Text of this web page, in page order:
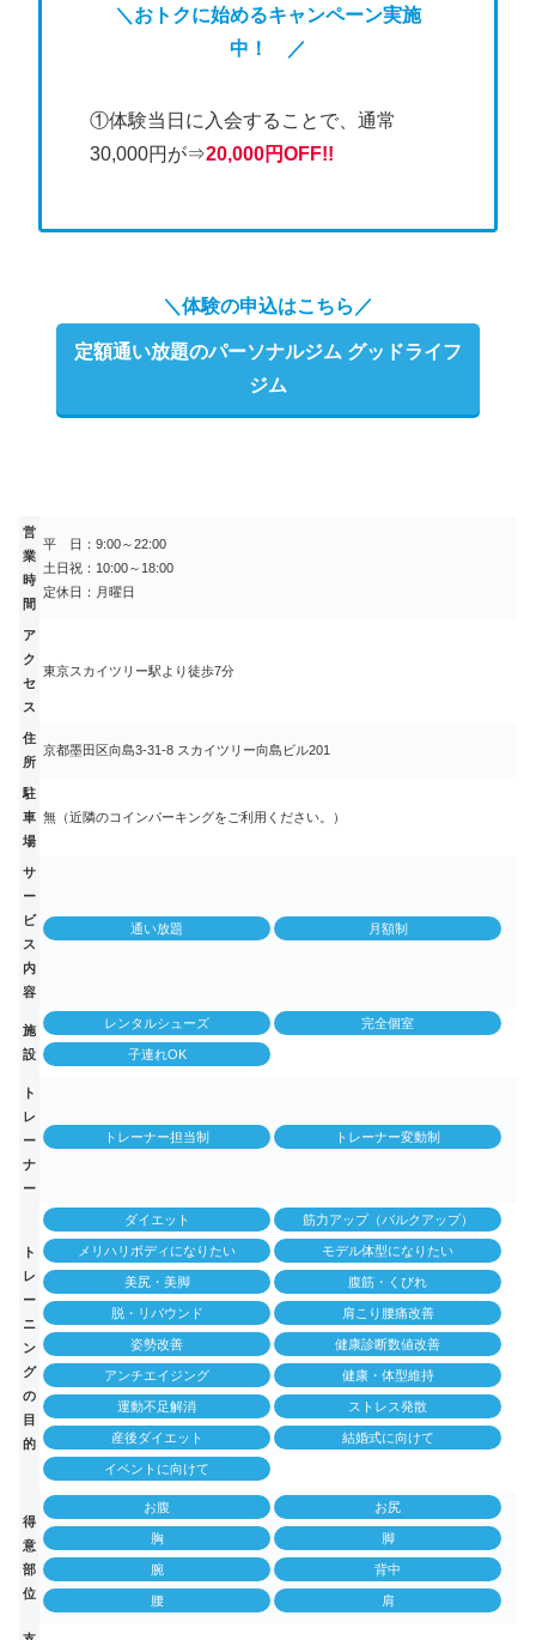
＼おトクに始めるキャンペーン実施
中！ ／
①体験当日に入会することで、通常
30,000円が⇒20,000円OFF!!
＼体験の申込はこちら／
定額通い放題のパーソナルジム グッドライフ
ジム
営
業
時
間
平 日：9:00～22:00
土日祝：10:00～18:00
定休日：月曜日
ア
ク
セ
ス
東京スカイツリー駅より徒歩7分
住
所
京都墨田区向島3-31-8 スカイツリー向島ビル201
駐
車
場
無（近隣のコインパーキングをご利用ください。）
サ
ー
ビ
ス
内
容
通い放題 月額制
施
設
レンタルシューズ 完全個室
子連れOK
ト
レ
ー
ナ
ー
トレーナー担当制 トレーナー変動制
ト
レ
ー
ニ
ン
グ
の
目
的
ダイエット 筋力アップ（バルクアップ）
メリハリボディになりたい モデル体型になりたい
美尻・美脚 腹筋・くびれ
脱・リバウンド 肩こり腰痛改善
姿勢改善 健康診断数値改善
アンチエイジング 健康・体型維持
運動不足解消 ストレス発散
産後ダイエット 結婚式に向けて
イベントに向けて
得
意
部
位
お腹 お尻
胸 脚
腕 背中
腰 肩